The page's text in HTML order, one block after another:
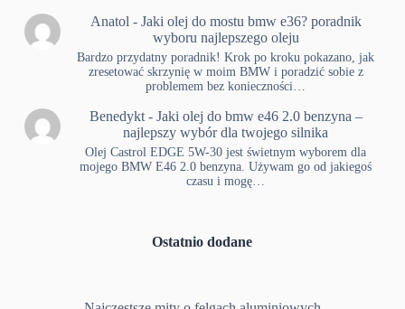
Anatol - Jaki olej do mostu bmw e36? poradnik
wyboru najlepszego oleju
Bardzo przydatny poradnik! Krok po kroku pokazano, jak
zresetować skrzynię w moim BMW i poradzić sobie z
problemem bez konieczności…
Benedykt- Jaki olej do bmw e46 2.0 benzyna –
najlepszy wybór dla twojego silnika
Olej Castrol EDGE 5W-30 jest świetnym wyborem dla
mojego BMW E46 2.0 benzyna. Używam go od jakiegoś
czasu i mogę…
Ostatnio dodane